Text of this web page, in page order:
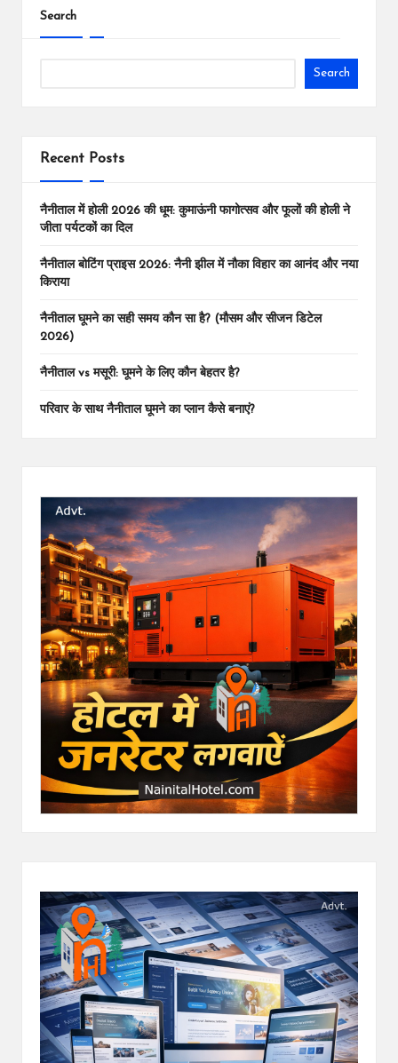
Search
Search
Recent Posts
नैनीताल में होली 2026 की धूम: कुमाऊंनी फागोत्सव और फूलों की होली ने
जीता पर्यटकों का दिल
नैनीताल बोटिंग प्राइस 2026: नैनी झील में नौका विहार का आनंद और नया
किराया
नैनीताल घूमने का सही समय कौन सा है? (मौसम और सीजन डिटेल
2026)
नैनीताल vs मसूरी: घूमने के लिए कौन बेहतर है?
परिवार के साथ नैनीताल घूमने का प्लान कैसे बनाएं?